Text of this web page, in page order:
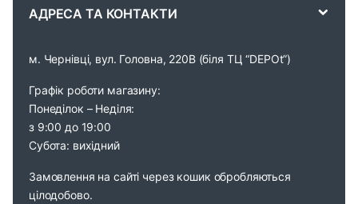
АДРЕСА ТА КОНТАКТИ
м. Чернівці, вул. Головна, 220В (біля ТЦ “DEPOt”)
Графік роботи магазину:
Понеділок – Неділя:
з 9:00 до 19:00
Субота: вихідний
Замовлення на сайті через кошик обробляються
цілодобово.